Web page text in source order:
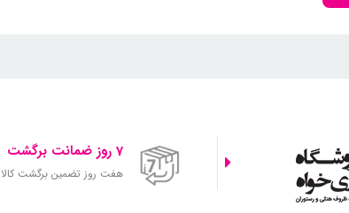
7 روز ضمانت برگشت
هفت روز تضمین برگشت کالا